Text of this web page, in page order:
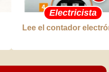
Electricista
Lee el contador